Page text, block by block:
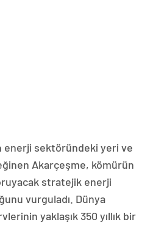
enerji sektöründeki yeri ve
Akarçeşme, kömürün
stratejik enerji
vurguladı. Dünya
yaklaşık 350 yıllık bir